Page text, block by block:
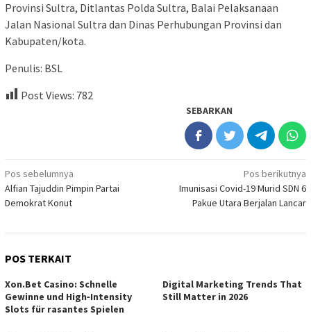
Provinsi Sultra, Ditlantas Polda Sultra, Balai Pelaksanaan
Jalan Nasional Sultra dan Dinas Perhubungan Provinsi dan
Kabupaten/kota.
Penulis: BSL
Post Views: 782
SEBARKAN
Navigasi
pos
Pos sebelumnya
Alfian Tajuddin Pimpin Partai
Demokrat Konut
Pos berikutnya
Imunisasi Covid-19 Murid SDN 6
Pakue Utara Berjalan Lancar
POS TERKAIT
Xon.Bet Casino: Schnelle
Gewinne und High‑Intensity
Slots für rasantes Spielen
Digital Marketing Trends That
Still Matter in 2026